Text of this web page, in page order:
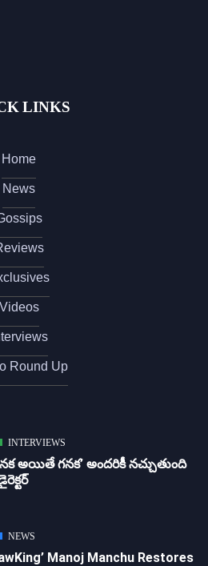
LINKS
Home
News
Videos
Round Up
INTERVIEWS
అయితే గ‌న‌క‌’ అందరికీ నచ్చుతుంది
NEWS
Manoj Manchu Restores